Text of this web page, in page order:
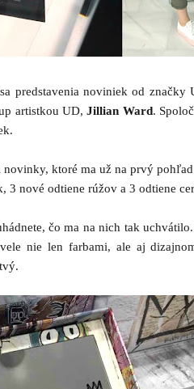
predstavenia noviniek od značky
artistkou UD,Jillian Ward.
ktoré ma už na prvý
3 nové odtiene rúžov a 3 odtiene
čo ma na nich tak
nie len farbami, ale aj